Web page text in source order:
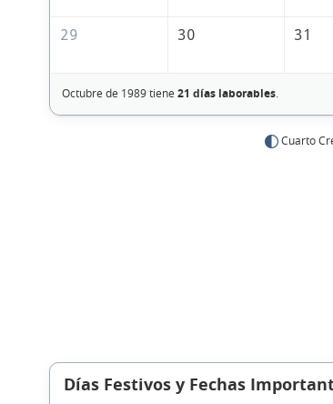
29 30 31
Octubre de 1989 tiene 21 días laborables.
Cuarto
Días Festivos y Fechas